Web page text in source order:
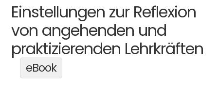
Einstellungen zur Reflexion
von angehenden und
praktizierenden Lehrkräften
eBook